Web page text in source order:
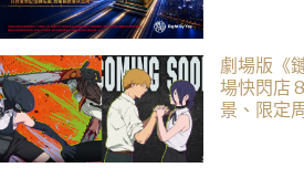
劇場版《
場快閃店
景、限定